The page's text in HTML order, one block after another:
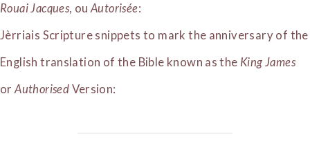
Rouai Jacques, ouAutorisée:
Jèrriais Scripture snippets to mark the anniversary of the
English translation of the Bible known as the King James
orAuthorised Version: